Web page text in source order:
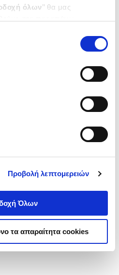
όλων’’ θα μας
από τα παρακάτω με την
να ενημερωθείτε σχετικά με
Προβολή λεπτομερειών
Όλων
τα απαραίτητα cookies